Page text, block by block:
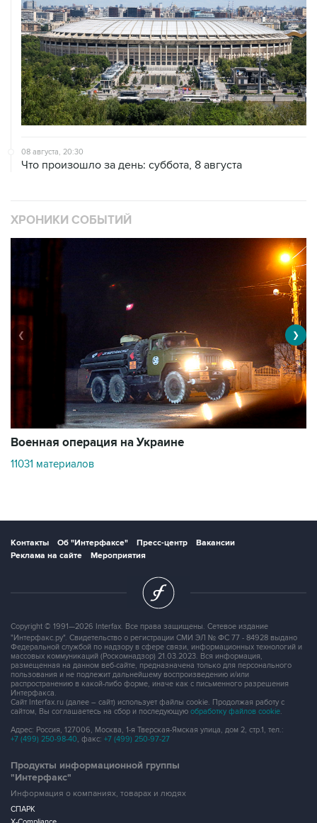
08 августа, 20:30
Что произошло за день: суббота, 8 августа
ХРОНИКИ СОБЫТИЙ
Военная операция на Украине
11031 материалов
❮ ❯
Контакты Об "Интерфаксе" Пресс-центр
Вакансии
Реклама на сайте
Мероприятия
Copyright © 1991—2026 Interfax. Все права защищены. Сетевое издание
"Интерфакс.ру". Свидетельство о регистрации СМИ ЭЛ № ФС 77 - 84928 выдано
Федеральной службой по надзору в сфере связи, информационных технологий и
массовых коммуникаций (Роскомнадзор) 21.03.2023. Вся информация,
размещенная на данном веб-сайте, предназначена только для персонального
пользования и не подлежит дальнейшему воспроизведению и/или
распространению в какой-либо форме, иначе как с письменного разрешения
Интерфакса.
Сайт Interfax.ru (далее – сайт) использует файлы cookie. Продолжая работу с
сайтом, Вы соглашаетесь на сбор и последующую обработку файлов cookie
Адрес: Россия, 127006, Москва, 1-я Тверская-Ямская улица, дом 2, стр.1, тел.:
+7 (499) 250-98-40 , факс: +7 (499) 250-97-27
Продукты информационной группы
"Интерфакс"
Информация о компаниях, товарах и людях
СПАРК